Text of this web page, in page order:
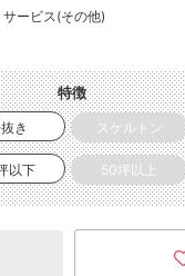
サービス(その他)
特徴
き スケルトン
以下 50坪以上